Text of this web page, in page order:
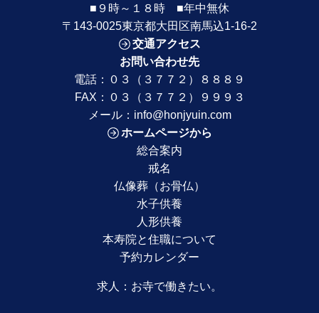
■９時～１８時 ■年中無休
〒143-0025東京都大田区南馬込1-16-2
交通アクセス
お問い合わせ先
電話： ０３（３７７２）８８８９
FAX：０３（３７７２）９９９３
メール： info@honjyuin.com
ホームページから
総合案内
戒名
仏像葬（お骨仏）
水子供養
人形供養
本寿院と住職について
予約カレンダー
求人： お寺で働きたい。